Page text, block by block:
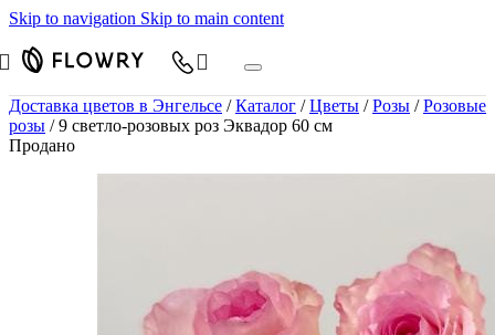
Skip to navigation Skip to main content
Доставка цветов в Энгельсе / Каталог / Цветы / Розы / Розовые
розы /9 светло-розовых роз Эквадор 60 см
Продано